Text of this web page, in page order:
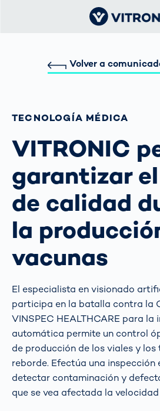
Volver a
TECNOLOGÍA MÉDICA
VITRONIC
garantizar
de calidad
la
vacunas
El especialista en visionado
participa en la batalla contra la
VINSPEC HEALTHCARE para la
automática permite un control
de producción de los viales y los
reborde. Efectúa una inspección
detectar contaminación y
que se vea afectada la